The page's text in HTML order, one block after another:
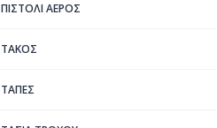
ΠΙΣΤΟΛΙ ΑΕΡΟΣ
ΤΑΚΟΣ
ΤΑΠΕΣ